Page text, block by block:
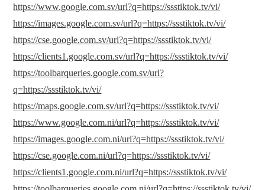
https://www.google.com.sv/url?q=https://ssstiktok.tv/vi/
https://images.google.com.sv/url?q=https://ssstiktok.tv/vi/
https://cse.google.com.sv/url?q=https://ssstiktok.tv/vi/
https://clients1.google.com.sv/url?q=https://ssstiktok.tv/vi/
https://toolbarqueries.google.com.sv/url?
q=https://ssstiktok.tv/vi/
https://maps.google.com.sv/url?q=https://ssstiktok.tv/vi/
https://www.google.com.ni/url?q=https://ssstiktok.tv/vi/
https://images.google.com.ni/url?q=https://ssstiktok.tv/vi/
https://cse.google.com.ni/url?q=https://ssstiktok.tv/vi/
https://clients1.google.com.ni/url?q=https://ssstiktok.tv/vi/